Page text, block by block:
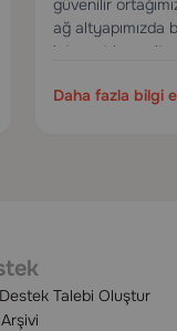
güvenilir
ağ altyapımızda
internet
Daha fazla bilgi
Talebi Oluştur